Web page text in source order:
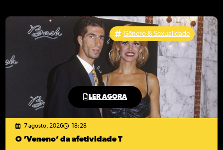
LER AGORA
Gênero & Sexualidade
7 agosto, 2026 18:28
O ‘Veneno’ da afetividade T